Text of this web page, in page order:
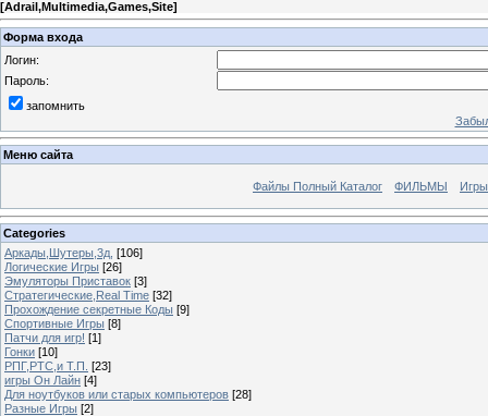
[Adrail,Multimedia,Games,Site]
Форма входа
Логин:
Пароль:
запомнить
Меню сайта
Файлы Полный Каталог ФИЛЬМЫ
Categories
Аркады,Шутеры,3д, [106]
Логические Игры [26]
Эмуляторы Приставок [3]
Стратегические,Real Time [32]
Прохождение секретные Коды [9]
Спортивные Игры [8]
Патчи для игр! [1]
Гонки [10]
РПГ,РТС,и Т.П. [23]
игры Он Лайн [4]
Для ноутбуков или старых компьютеров [28]
Разные Игры [2]